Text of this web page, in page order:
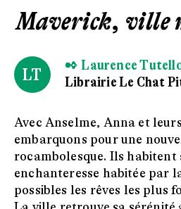
Maverick, ville
LT
✒ Laurence
Librairie Le Chat
Avec Anselme, Anna et
embarquons pour une
rocambolesque. Ils
enchanteresse habitée par
possibles les rêves les plus